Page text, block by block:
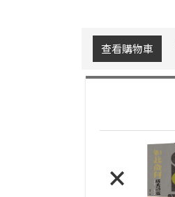
查看購物車
×